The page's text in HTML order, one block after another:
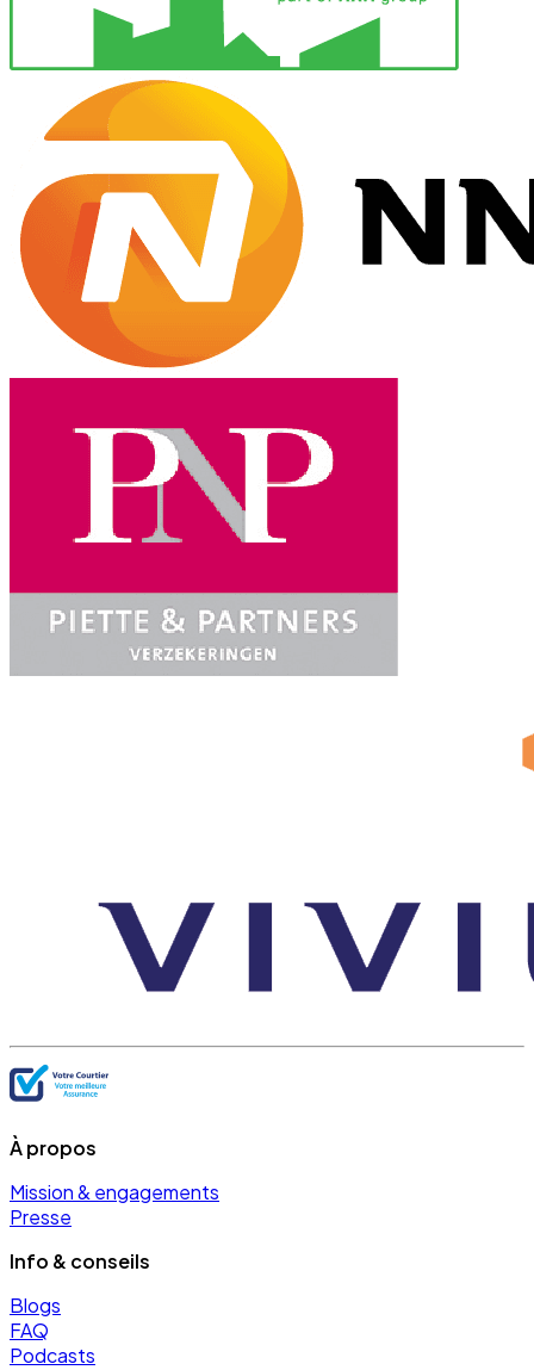
À propos
Mission & engagements
Presse
Info & conseils
Blogs
FAQ
Podcasts